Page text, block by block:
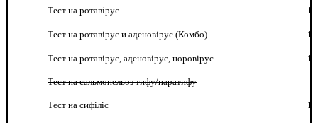
Тест на ротавірус 1
Тест на ротавірус и аденовірус (Комбо) 1
Тест на ротавірус, аденовірус, норовірус 1
Тест на сальмонельоз тифу/паратифу
Тест на сифіліс 1